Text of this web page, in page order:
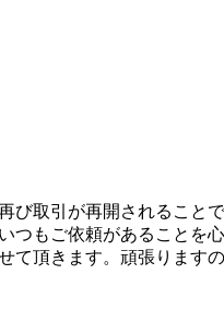
取引が再開されるこ
もご依頼があること
頂きます。頑張ります